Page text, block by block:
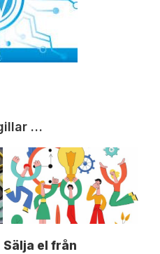
…
Sälja el från